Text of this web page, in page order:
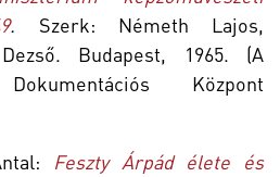
. Szerk: Németh Lajos,
Budapest, 1965. (A
Központ
Feszty Árpád élete és